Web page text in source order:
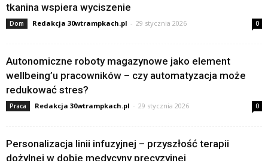
tkanina wspiera wyciszenie
Dom Redakcja 30wtrampkach.pl - 29 stycznia 2026 0
Autonomiczne roboty magazynowe jako element
wellbeing’u pracowników – czy automatyzacja może
redukować stres?
Praca Redakcja 30wtrampkach.pl - 29 stycznia 2026 0
Personalizacja linii infuzyjnej – przyszłość terapii
dożylnej w dobie medycyny precyzyjnej